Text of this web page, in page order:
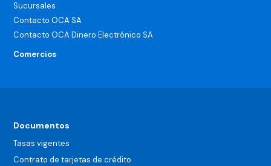
Sucursales
Contacto OCA SA
Contacto OCA Dinero Electrónico SA
Comercios
Documentos
Tasas vigentes
Contrato de tarjetas de crédito